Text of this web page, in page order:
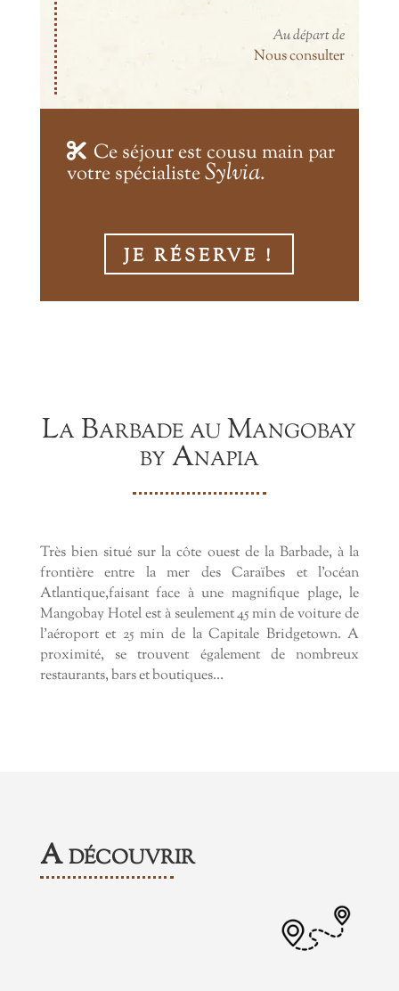
Au départ de
Nous consulter
Ce séjour est cousu main par
votre spécialisteSylvia.
JE RÉSERVE !
La Barbade au Mangobay
by Anapia
Très bien situé sur la côte ouest de la Barbade, à la
frontière entre la mer des Caraïbes et l’océan
Atlantique,faisant face à une magnifique plage, le
Mangobay Hotel est à seulement 45 min de voiture de
l’aéroport et 25 min de la Capitale Bridgetown. A
proximité, se trouvent également de nombreux
restaurants, bars et boutiques…
A découvrir